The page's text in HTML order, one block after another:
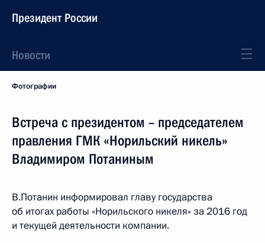
Президент России
Новости
Фотографии
Встреча с президентом – председателем
правления ГМК «Норильский никель»
Владимиром Потаниным
В.Потанин информировал главу государства
об итогах работы «Норильского никеля» за 2016 год
и текущей деятельности компании.